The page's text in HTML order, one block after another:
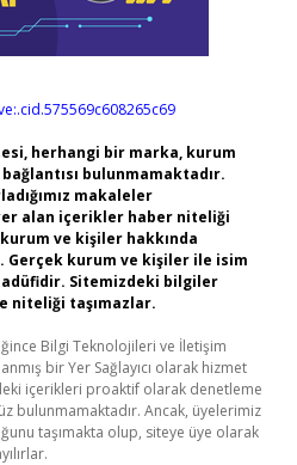
herhangi bir marka, kurum
bulunmamaktadır.
makaleler
alan içerikler haber niteliği
ve kişiler hakkında
Gerçek kurum ve kişiler ile isim
Sitemizdeki bilgiler
niteliği taşımazlar.
Bilgi Teknolojileri ve İletişim
bir Yer Sağlayıcı olarak hizmet
içerikleri proaktif olarak denetleme
bulunmamaktadır. Ancak, üyelerimiz
taşımakta olup, siteye üye olarak